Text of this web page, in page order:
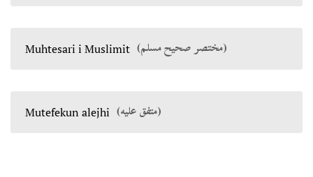
Muhtesari i Muslimit (مختصر صحيح مسلم)
Mutefekun alejhi (متفق عليه)